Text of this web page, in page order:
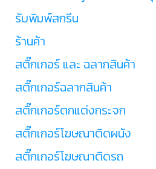
รับพิมพ์สกรีน
ร้านค้า
สติ๊กเกอร์ และ ฉลากสินค้า
สติ๊กเกอร์ฉลากสินค้า
สติ๊กเกอร์ตกแต่งกระจก
สติ๊กเกอร์โฆษณาติดผนัง
สติ๊กเกอร์โฆษณาติดรถ